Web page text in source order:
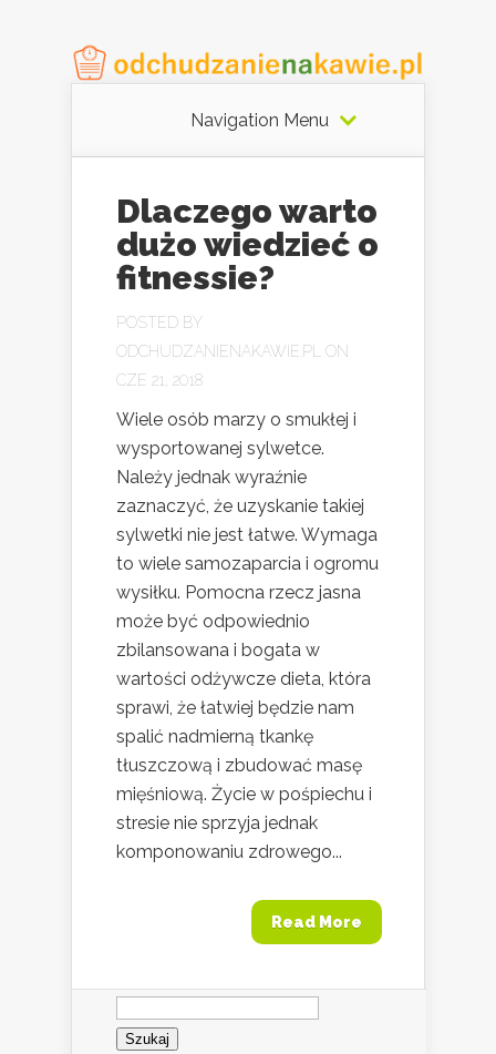
Navigation Menu
Dlaczego warto
dużo wiedzieć o
fitnessie?
POSTED BY
ODCHUDZANIENAKAWIE.PL
ON
CZE 21, 2018
Wiele osób marzy o smukłej i
wysportowanej sylwetce.
Należy jednak wyraźnie
zaznaczyć, że uzyskanie takiej
sylwetki nie jest łatwe. Wymaga
to wiele samozaparcia i ogromu
wysiłku. Pomocna rzecz jasna
może być odpowiednio
zbilansowana i bogata w
wartości odżywcze dieta, która
sprawi, że łatwiej będzie nam
spalić nadmierną tkankę
tłuszczową i zbudować masę
mięśniową. Życie w pośpiechu i
stresie nie sprzyja jednak
komponowaniu zdrowego...
Read More
Szukaj: